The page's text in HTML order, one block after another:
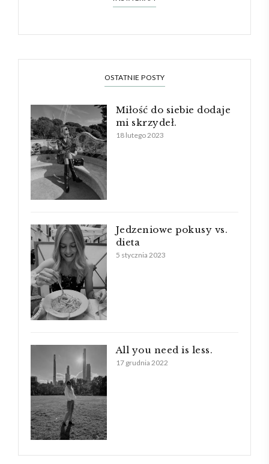
OSTATNIE POSTY
Miłość do siebie dodaje
mi skrzydeł.
18 lutego 2023
Jedzeniowe pokusy vs.
dieta
5 stycznia 2023
All you need is less.
17 grudnia 2022